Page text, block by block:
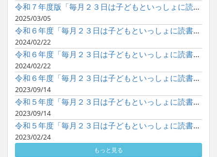
令和７年度版「毎月２３日は子どもといっしょに読書の日」ポスタ...
2025/03/05
令和６年度「毎月２３日は子どもといっしょに読書の日」の巡回展...
2024/02/22
令和６年度「毎月２３日は子どもといっしょに読書の日」のポスタ...
2024/02/22
令和６年度「毎月２３日は子どもといっしょに読書の日」のポスタ...
2023/09/14
令和５年度「毎月２３日は子どもといっしょに読書の日」の巡回展...
2023/09/14
令和５年度「毎月２３日は子どもといっしょに読書の日」のポスタ...
2023/02/24
もっと見る